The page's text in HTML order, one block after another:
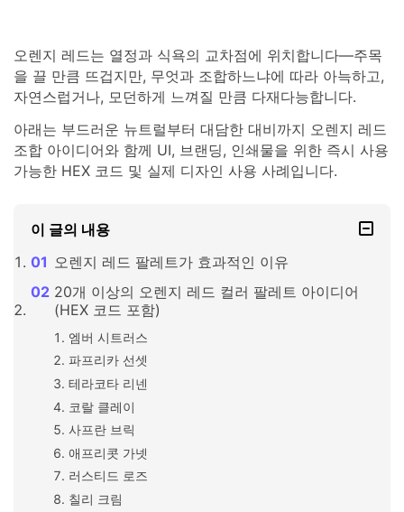
오렌지 레드는 열정과 식욕의 교차점에 위치합니다—주목
을 끌 만큼 뜨겁지만, 무엇과 조합하느냐에 따라 아늑하고,
자연스럽거나, 모던하게 느껴질 만큼 다재다능합니다.
아래는 부드러운 뉴트럴부터 대담한 대비까지 오렌지 레드
조합 아이디어와 함께 UI, 브랜딩, 인쇄물을 위한 즉시 사용
가능한 HEX 코드 및 실제 디자인 사용 사례입니다.
이 글의 내용
오렌지 레드 팔레트가 효과적인 이유
20개 이상의 오렌지 레드 컬러 팔레트 아이디어
(HEX 코드 포함)
엠버 시트러스
파프리카 선셋
테라코타 리넨
코랄 클레이
사프란 브릭
애프리콧 가넷
러스티드 로즈
칠리 크림